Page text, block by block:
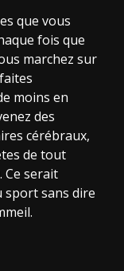
que vous
fois que
marchez sur
moins en
des
cérébraux,
de tout
Ce serait
sport sans dire